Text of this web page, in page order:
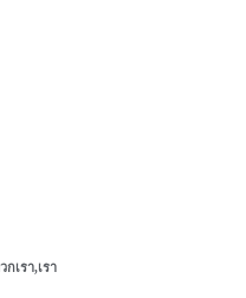
กเรา,เรา